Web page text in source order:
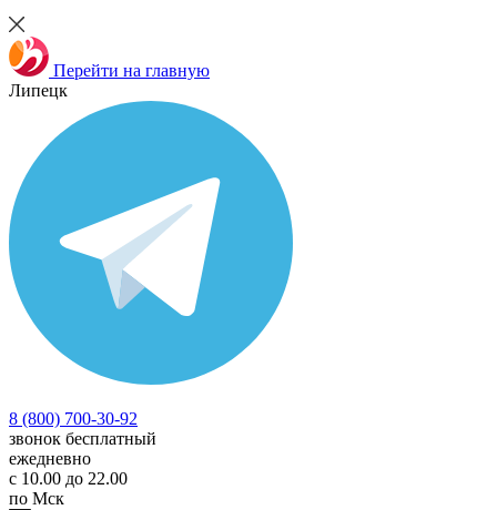
Перейти на главную
Липецк
8 (800) 700-30-92
звонок бесплатный
ежедневно
с 10.00 до 22.00
по Мск